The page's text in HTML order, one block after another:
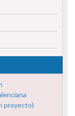
proyecto)